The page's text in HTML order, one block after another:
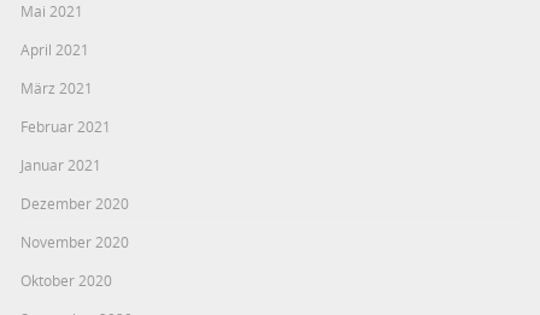
Mai 2021
April 2021
März 2021
Februar 2021
Januar 2021
Dezember 2020
November 2020
Oktober 2020